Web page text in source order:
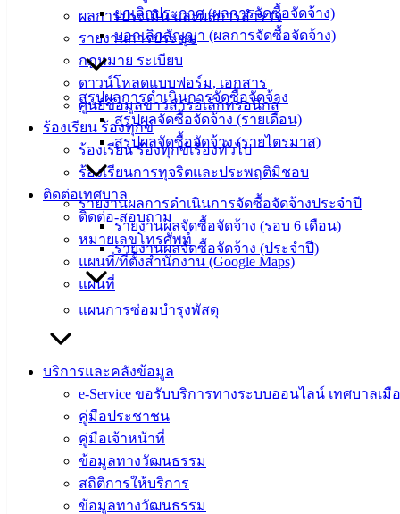
ผลการประเมิน และผลการสำรวจ
รายงานการประชุม
กฎหมาย ระเบียบ
ดาวน์โหลดแบบฟอร์ม, เอกสาร
ศูนย์ข้อมูลข่าวสารอิเล็กทรอนิกส์
ร้องเรียน ร้องทุกข์
ร้องเรียน ร้องทุกข์เรื่องทั่วไป
ร้องเรียนการทุจริตและประพฤติมิชอบ
ติดต่อเทศบาล
ติดต่อ-สอบถาม
หมายเลขโทรศัพท์
แผนที่/ที่ตั้งสำนักงาน (Google Maps)
แผนที่
ยกเลิกประกาศ (ผลการจัดซื้อจัดจ้าง)
บอกเลิกสัญญา (ผลการจัดซื้อจัดจ้าง)
สรุปผลการดำเนินการจัดซื้อจัดจ้าง
สรุปผลจัดซื้อจัดจ้าง (รายเดือน)
สรุปผลจัดซื้อจัดจ้าง (รายไตรมาส)
รายงานผลการดำเนินการจัดซื้อจัดจ้างประจำปี
รายงานผลจัดซื้อจัดจ้าง (รอบ 6 เดือน)
รายงานผลจัดซื้อจัดจ้าง (ประจำปี)
แผนการซ่อมบำรุงพัสดุ
บริการและคลังข้อมูล
e-Service ขอรับบริการทางระบบออนไลน์ เทศบาลเมื
คู่มือประชาชน
คู่มือเจ้าหน้าที่
ข้อมูลทางวัฒนธรรม
สถิติการให้บริการ
ข้อมูลทางวัฒนธรรม
เทศบาล
เมืองอ่าง
ศิลา
สำนักงาน
เทศบาลเมือง
อ.เมือง จ.ชลบุรี
038-
142-100-104
บริการ
ประชาชน